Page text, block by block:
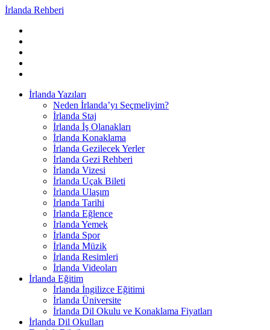
İrlanda Rehberi
İrlanda Yazıları
Neden İrlanda’yı Seçmeliyim?
İrlanda Staj
İrlanda İş Olanakları
İrlanda Konaklama
İrlanda Gezilecek Yerler
İrlanda Gezi Rehberi
İrlanda Vizesi
İrlanda Uçak Bileti
İrlanda Ulaşım
İrlanda Tarihi
İrlanda Eğlence
İrlanda Yemek
İrlanda Spor
İrlanda Müzik
İrlanda Resimleri
İrlanda Videoları
İrlanda Eğitim
İrlanda İngilizce Eğitimi
İrlanda Üniversite
İrlanda Dil Okulu ve Konaklama Fiyatları
İrlanda Dil Okulları